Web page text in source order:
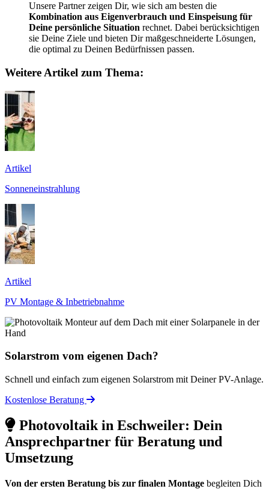
Unsere Partner zeigen Dir, wie sich am besten die
Kombination aus Eigenverbrauch und Einspeisung für
Deine persönliche Situation rechnet. Dabei berücksichtigen
sie Deine Ziele und bieten Dir maßgeschneiderte Lösungen,
die optimal zu Deinen Bedürfnissen passen.
Weitere Artikel zum Thema:
Artikel
Sonneneinstrahlung
Artikel
PV Montage & Inbetriebnahme
Solarstrom vom eigenen Dach?
Schnell und einfach zum eigenen Solarstrom mit Deiner PV-Anlage.
Kostenlose Beratung
Photovoltaik in Eschweiler: Dein
Ansprechpartner für Beratung und
Umsetzung
Von der ersten Beratung bis zur finalen Montage begleiten Dich